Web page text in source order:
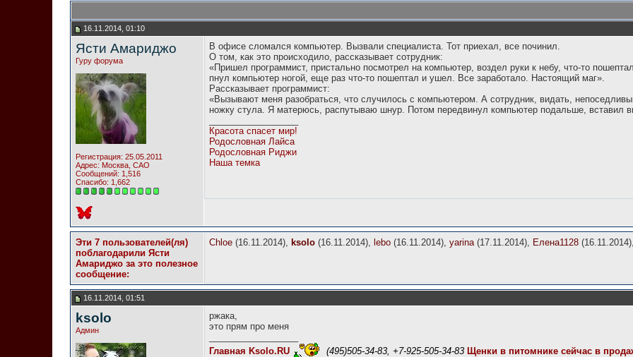
16.11.2014, 01:10
Ясти Амариджо
Гуру форума
Регистрация: 25.05.2011
Адрес: Москва, САО
Сообщений: 1,516
Спасибо: 1,662
В офисе сломался компьютер. Вызвали специалиста. Тот приехал, все починил.
О том, как это происходило, рассказывает сотрудник:
«Пришел программист, пристально посмотрел на компьютер, воздел руки к небу, что-то
пнул компьютер ногой, еще раз что-то пошептал и ушел. Все заработало. Настоящий маг».
Рассказывает программист:
«Вызывают меня разобраться, что случилось с компьютером. А сотрудник, видать,
ножку стула. Я матерюсь, распутываю шнур. Потом передвинул компьютер подальше, вставил
Красота спасет мир!
Родословная Лайса
Родословная Риджи
Наша темка
Эти 7 пользователей(ля)
поблагодарили Ясти
Амариджо за это полезное
сообщение:
Chloe (16.11.2014), ksolo (16.11.2014), lebo (16.11.2014), yarina(17.11.2014), Елена1128
16.11.2014, 01:51
ksolo
Админ
ржака,
это прям про меня
Главная Ksolo.RU
(495)505-34-83, +7-925-505-34-83 Щенки в питомнике сейчас в